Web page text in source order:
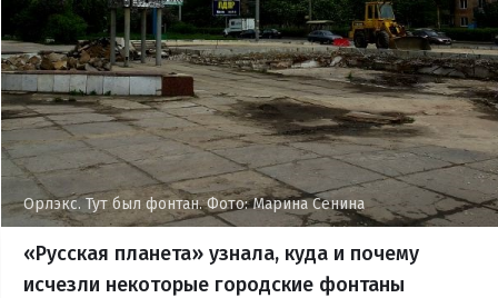
Орлэкс. Тут был фонтан. Фото: Марина Сенина
«Русская планета» узнала, куда и почему
исчезли некоторые городские фонтаны